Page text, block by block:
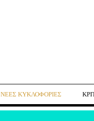
ΝΕΕΣ ΚΥΚΛΟΦΟΡΙΕΣ